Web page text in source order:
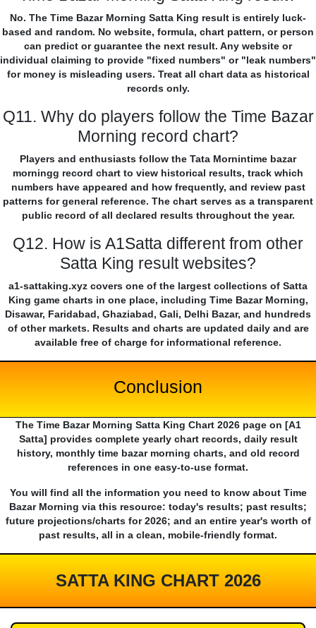
No. The Time Bazar Morning Satta King result is entirely luck-
based and random. No website, formula, chart pattern, or person
can predict or guarantee the next result. Any website or
individual claiming to provide "fixed numbers" or "leak numbers"
for money is misleading users. Treat all chart data as historical
records only.
Q11. Why do players follow the Time Bazar
Morning record chart?
Players and enthusiasts follow the Tata Mornintime bazar
morningg record chart to view historical results, track which
numbers have appeared and how frequently, and review past
patterns for general reference. The chart serves as a transparent
public record of all declared results throughout the year.
Q12. How is A1Satta different from other
Satta King result websites?
a1-sattaking.xyz covers one of the largest collections of Satta
King game charts in one place, including Time Bazar Morning,
Disawar, Faridabad, Ghaziabad, Gali, Delhi Bazar, and hundreds
of other markets. Results and charts are updated daily and are
available free of charge for informational reference.
Conclusion
The Time Bazar Morning Satta King Chart 2026 page on [A1
Satta] provides complete yearly chart records, daily result
history, monthly time bazar morning charts, and old record
references in one easy-to-use format.
You will find all the information you need to know about Time
Bazar Morning via this resource: today's results; past results;
future projections/charts for 2026; and an entire year's worth of
past results, all in a clean, mobile-friendly format.
SATTA KING CHART 2026